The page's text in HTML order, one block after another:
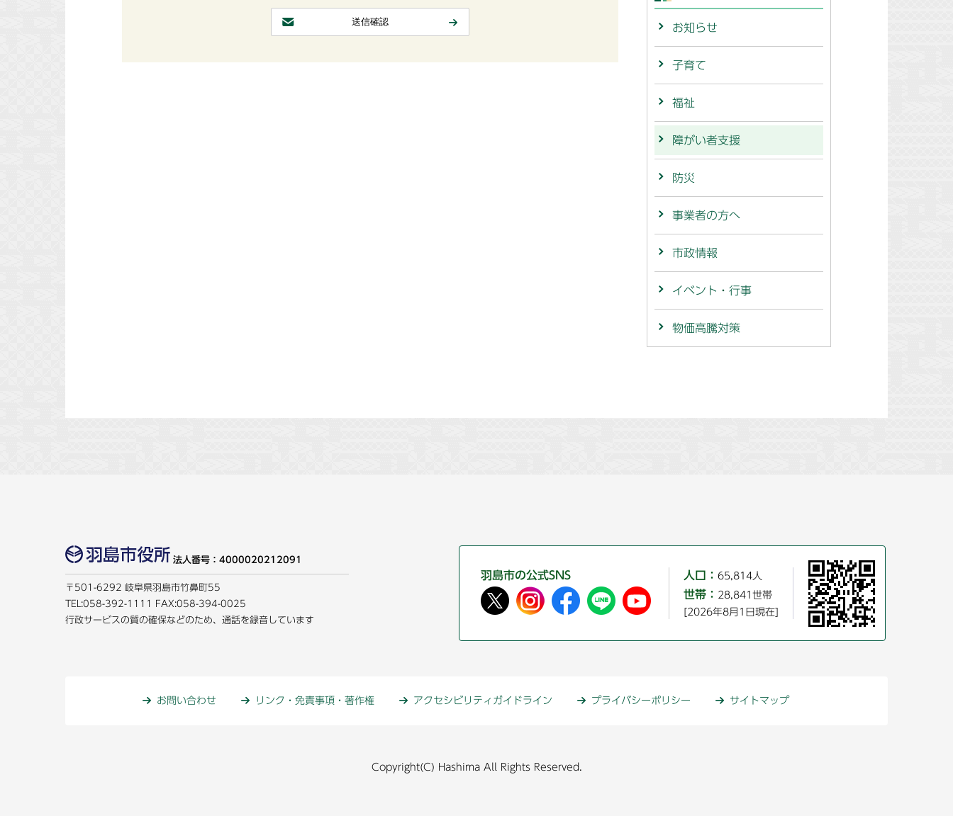
お知らせ
子育て
福祉
障がい者支援
防災
事業者の方へ
市政情報
イベント・行事
物価高騰対策
法人番号：4000020212091
〒501-6292 岐阜県羽島市竹鼻町55
TEL:058-392-1111
FAX:058-394-0025
行政サービスの質の確保などのため、通話を録音しています
羽島市の公式SNS 人口： 65,814人
世帯： 28,841世帯
[2026年8月1日現在]
お問い合わせ リンク・免責事項・著作権 アクセシビリティガイドライン プライバシーポリシー サイトマップ
Copyright(C) Hashima All Rights Reserved.